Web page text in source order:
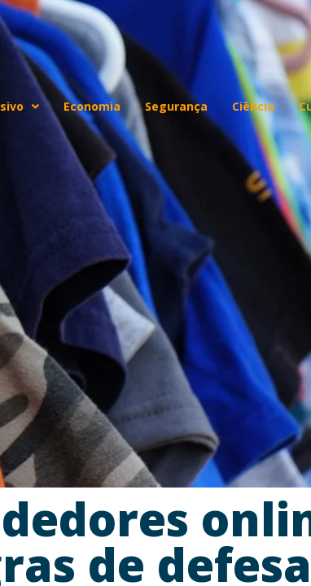
Economia Segurança Ciência
de